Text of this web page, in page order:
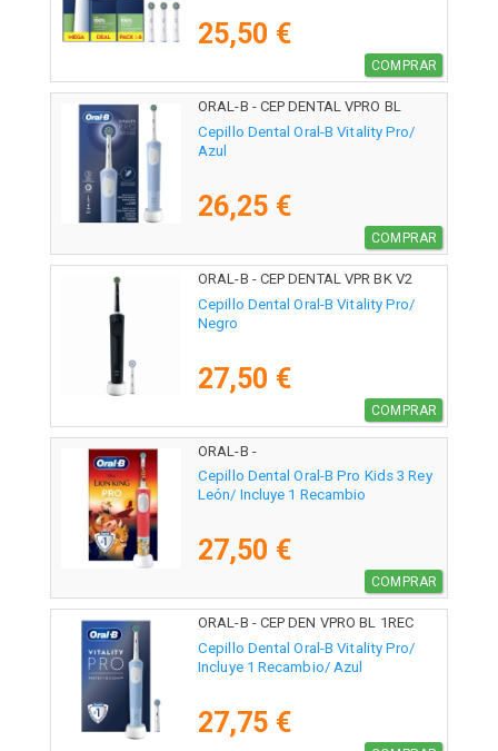
25,50 €
COMPRAR
ORAL-B - CEP DENTAL VPRO BL
Cepillo Dental Oral-B Vitality Pro/
Azul
26,25 €
COMPRAR
ORAL-B - CEP DENTAL VPR BK V2
Cepillo Dental Oral-B Vitality Pro/
Negro
27,50 €
COMPRAR
ORAL-B -
Cepillo Dental Oral-B Pro Kids 3 Rey
León/ Incluye 1 Recambio
27,50 €
COMPRAR
ORAL-B - CEP DEN VPRO BL 1REC
Cepillo Dental Oral-B Vitality Pro/
Incluye 1 Recambio/ Azul
27,75 €